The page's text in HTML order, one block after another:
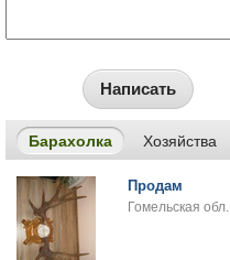
Написать
Барахолка Хозяйства
Продам
Гомельская обл.